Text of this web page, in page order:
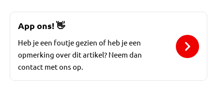
App ons!👋
Heb je een foutje gezien of heb je een
opmerking over dit artikel? Neem dan
contact met ons op.